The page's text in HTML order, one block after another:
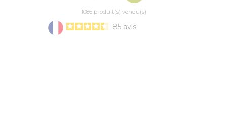
1086 produit(s) vendu(s)
85 avis